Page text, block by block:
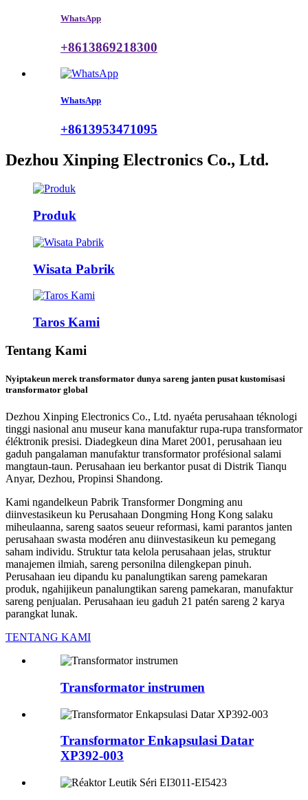
WhatsApp
+8613869218300
WhatsApp
+8613953471095
Dezhou Xinping Electronics Co., Ltd.
Produk
Wisata Pabrik
Taros Kami
Tentang Kami
Nyiptakeun merek transformator dunya sareng janten pusat kustomisasi
transformator global
Dezhou Xinping Electronics Co., Ltd. nyaéta perusahaan téknologi
tinggi nasional anu museur kana manufaktur rupa-rupa transformator
éléktronik presisi. Diadegkeun dina Maret 2001, perusahaan ieu
gaduh pangalaman manufaktur transformator profésional salami
mangtaun-taun. Perusahaan ieu berkantor pusat di Distrik Tianqu
Anyar, Dezhou, Propinsi Shandong.
Kami ngandelkeun Pabrik Transformer Dongming anu
diinvestasikeun ku Perusahaan Dongming Hong Kong salaku
miheulaanna, sareng saatos seueur reformasi, kami parantos janten
perusahaan swasta modéren anu diinvestasikeun ku pemegang
saham individu. Struktur tata kelola perusahaan jelas, struktur
manajemen ilmiah, sareng personilna dilengkepan pinuh.
Perusahaan ieu dipandu ku panalungtikan sareng pamekaran
produk, ngahijikeun panalungtikan sareng pamekaran, manufaktur
sareng penjualan. Perusahaan ieu gaduh 21 patén sareng 2 karya
parangkat lunak.
TENTANG KAMI
Transformator instrumen
Transformator Enkapsulasi Datar
XP392-003